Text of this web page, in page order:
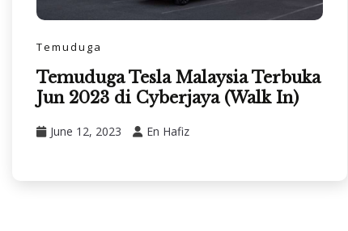
Temuduga
Temuduga Tesla Malaysia Terbuka
Jun 2023 di Cyberjaya (Walk In)
June 12, 2023 En Hafiz